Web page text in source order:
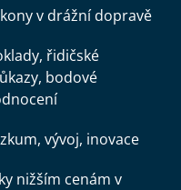
v drážní dopravě
řidičské
bodové
vývoj, inovace
nižším cenám v